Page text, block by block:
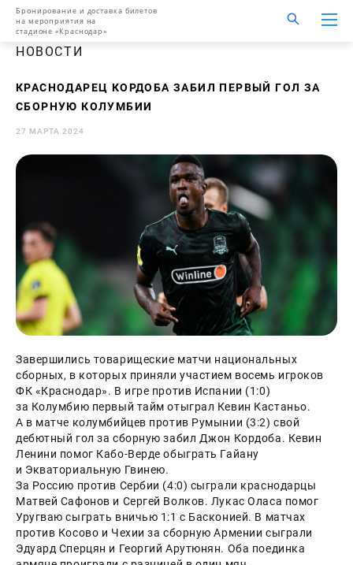
Бронирование и доставка билетов
на мероприятия на
стадионе «Краснодар»
НОВОСТИ
КРАСНОДАРЕЦ КОРДОБА ЗАБИЛ ПЕРВЫЙ ГОЛ ЗА
СБОРНУЮ КОЛУМБИИ
27 МАРТА 2024
Завершились товарищеские матчи национальных
сборных, в которых приняли участием восемь игроков
ФК «Краснодар». В игре против Испании (1:0)
за Колумбию первый тайм отыграл Кевин Кастаньо.
А в матче колумбийцев против Румынии (3:2) свой
дебютный гол за сборную забил Джон Кордоба. Кевин
Ленини помог Кабо-Верде обыграть Гайану
и Экваториальную Гвинею.
За Россию против Сербии (4:0) сыграли краснодарцы
Матвей Сафонов и Сергей Волков. Лукас Оласа помог
Уругваю сыграть вничью 1:1 с Басконией. В матчах
против Косово и Чехии за сборную Армении сыграли
Эдуард Сперцян и Георгий Арутюнян. Оба поединка